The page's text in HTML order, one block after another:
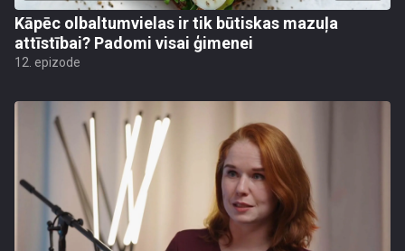
Kāpēc olbaltumvielas ir tik būtiskas mazuļa
attīstībai? Padomi visai ģimenei
12. epizode